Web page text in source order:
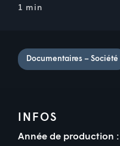
1 min
Documentaires – Société
INFOS
Année de production :